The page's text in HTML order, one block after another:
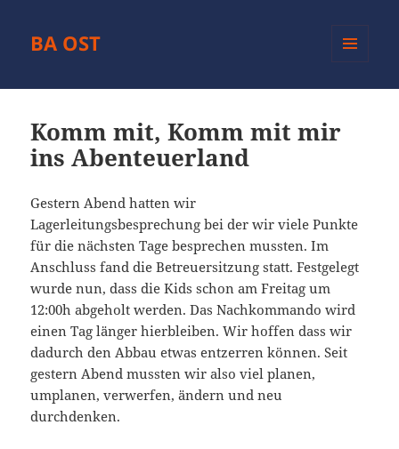
BA OST
Komm mit, Komm mit mir
ins Abenteuerland
Gestern Abend hatten wir
Lagerleitungsbesprechung bei der wir viele Punkte
für die nächsten Tage besprechen mussten. Im
Anschluss fand die Betreuersitzung statt. Festgelegt
wurde nun, dass die Kids schon am Freitag um
12:00h abgeholt werden. Das Nachkommando wird
einen Tag länger hierbleiben. Wir hoffen dass wir
dadurch den Abbau etwas entzerren können. Seit
gestern Abend mussten wir also viel planen,
umplanen, verwerfen, ändern und neu
durchdenken.